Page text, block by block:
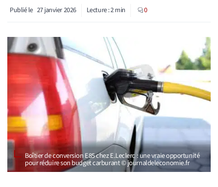
Publié le 27 janvier 2026 Lecture :2min 0
Boîtier de conversion E85 chez E.Leclerc : une vraie opportunité
pour réduire son budget carburant © journaldeleconomie.fr